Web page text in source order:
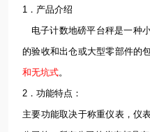
1．产品介绍
电子计数地磅平台秤是一种
的验收和出仓或大型零部件的
和无坑式。
2．功能特点：
主要功能取决于称重仪表，仪